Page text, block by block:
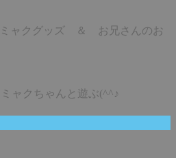
ミャクグッズ ＆ お兄さんのお
ャクちゃんと遊ぶ(^^♪